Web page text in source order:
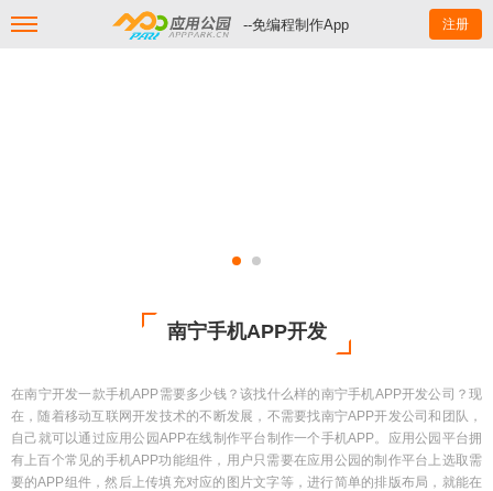
--免编程制作App 注册
南宁手机APP开发
在南宁开发一款手机APP需要多少钱？该找什么样的南宁手机APP开发公司？现
在，随着移动互联网开发技术的不断发展，不需要找南宁APP开发公司和团队，
自己就可以通过应用公园APP在线制作平台制作一个手机APP。应用公园平台拥
有上百个常见的手机APP功能组件，用户只需要在应用公园的制作平台上选取需
要的APP组件，然后上传填充对应的图片文字等，进行简单的排版布局，就能在